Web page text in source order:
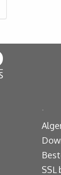
.
SSL